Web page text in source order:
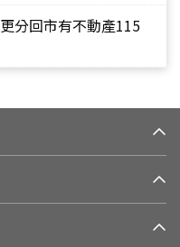
分回市有不動產115